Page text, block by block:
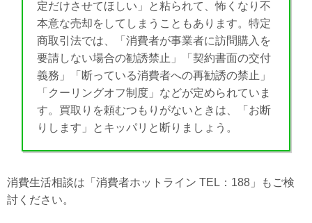
定だけさせてほしい」と粘られて、怖くなり不
本意な売却をしてしまうこともあります。特定
商取引法では、「消費者が事業者に訪問購入を
要請しない場合の勧誘禁止」「契約書面の交付
義務」「断っている消費者への再勧誘の禁止」
「クーリングオフ制度」などが定められていま
す。買取りを頼むつもりがないときは、「お断
りします」とキッパリと断りましょう。
消費生活相談は「消費者ホットライン TEL：188」もご検
討ください。